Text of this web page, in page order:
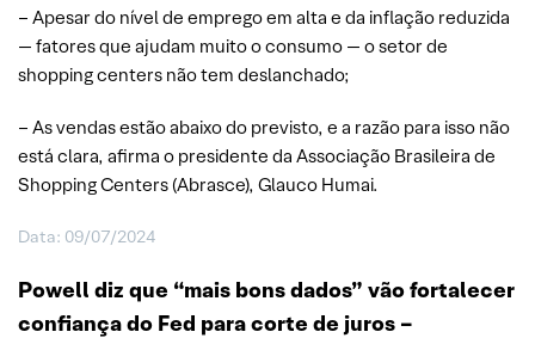
– Apesar do nível de emprego em alta e da inflação reduzida
— fatores que ajudam muito o consumo — o setor de
shopping centers não tem deslanchado;
– As vendas estão abaixo do previsto, e a razão para isso não
está clara, afirma o presidente da Associação Brasileira de
Shopping Centers (Abrasce), Glauco Humai.
Data: 09/07/2024
Powell diz que “mais bons dados” vão fortalecer
confiança do Fed para corte de juros –